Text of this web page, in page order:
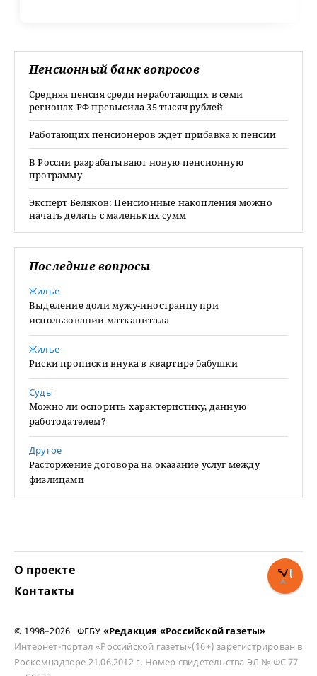
Пенсионный банк вопросов
Средняя пенсия среди неработающих в семи
регионах РФ превысила 35 тысяч рублей
Работающих пенсионеров ждет прибавка к пенсии
В России разрабатывают новую пенсионную
программу
Эксперт Беляков: Пенсионные накопления можно
начать делать с маленьких сумм
Последние вопросы
Жилье
Выделение доли мужу-иностранцу при
использовании маткапитала
Жилье
Риски прописки внука в квартире бабушки
Суды
Можно ли оспорить характеристику, данную
работодателем?
Другое
Расторжение договора на оказание услуг между
физлицами
О проекте
Контакты
© 1998–2026 ФГБУ «Редакция «Российской газеты»
Интернет-портал «Российской газеты»(16+) зарегистрирован в
Роскомнадзоре 21.06.2012 г. Номер свидетельства ЭЛ № ФС 77